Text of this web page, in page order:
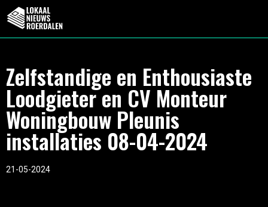
Zelfstandige en Enthousiaste
Loodgieter en CV Monteur
Woningbouw Pleunis
installaties 08-04-2024
21-05-2024